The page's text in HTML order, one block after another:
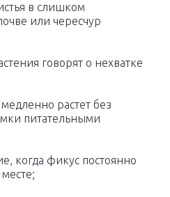
в слишком
или чересчур
говорят о нехватке
растет без
питательными
когда фикус постоянно